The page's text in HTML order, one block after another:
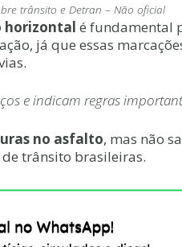
trânsito e Detran – Não oficial
horizontal é fundamental
já que essas
e indicam regras
no asfalto, mas não
trânsito brasileiras.